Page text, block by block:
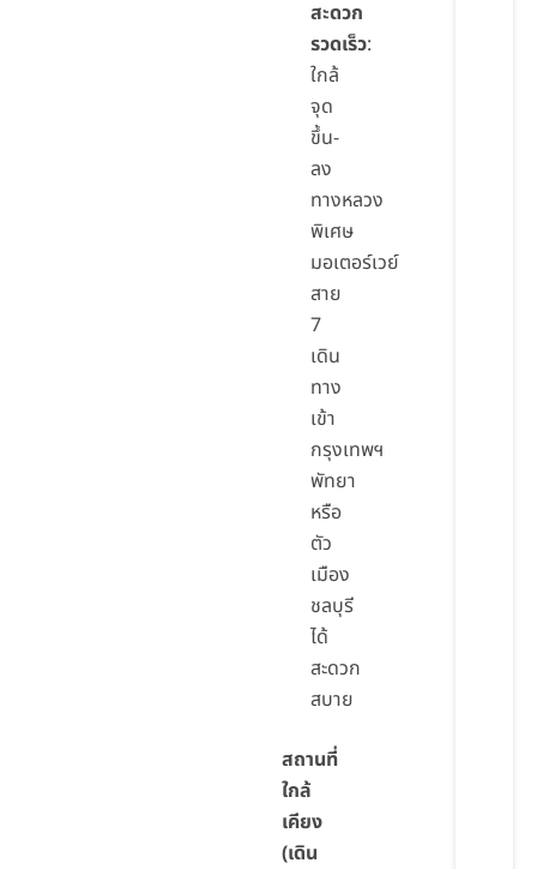
สะดวก
รวดเร็ว:
ใกล้
จุด
ขึ้น-
ลง
ทางหลวง
พิเศษ
มอเตอร์เวย์
สาย
7
เดิน
ทาง
เข้า
กรุงเทพฯ
พัทยา
หรือ
ตัว
เมือง
ชลบุรี
ได้
สะดวก
สบาย
สถานที่
ใกล้
เคียง
(เดิน